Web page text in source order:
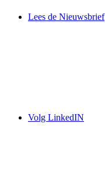
Lees de Nieuwsbrief
Volg LinkedIN